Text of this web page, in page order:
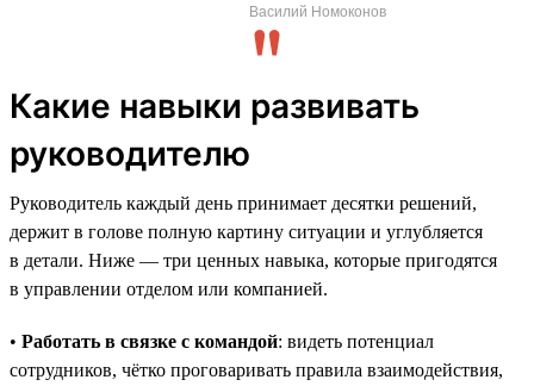
Василий Номоконов
Какие навыки развивать
руководителю
Руководитель каждый день принимает десятки решений,
держит в голове полную картину ситуации и углубляется
в детали. Ниже — три ценных навыка, которые пригодятся
в управлении отделом или компанией.
• Работать в связке с командой: видеть потенциал
сотрудников, чётко проговаривать правила взаимодействия,